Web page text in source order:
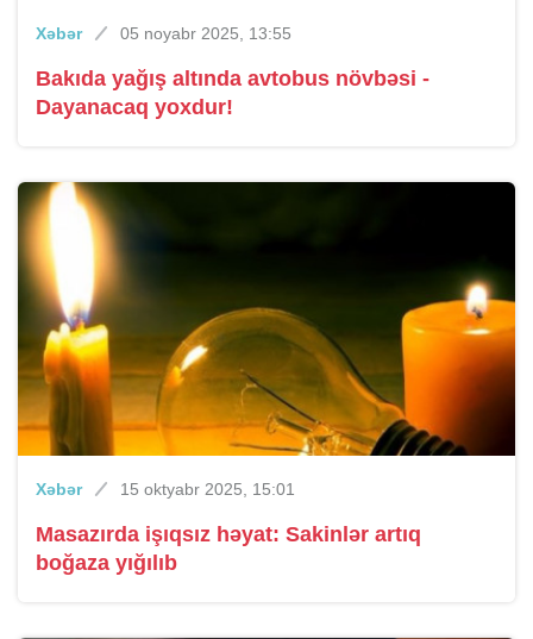
Xəbər 05 noyabr 2025, 13:55
Bakıda yağış altında avtobus növbəsi -
Dayanacaq yoxdur!
Xəbər 15 oktyabr 2025, 15:01
Masazırda işıqsız həyat: Sakinlər artıq
boğaza yığılıb